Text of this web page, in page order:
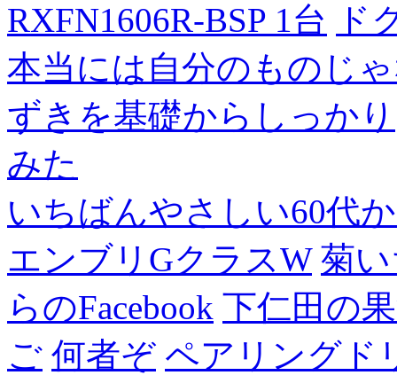
RXFN1606R-BSP 1台
ド
本当には自分のものじ
ずきを基礎からしっかり
みた
いちばんやさしい60代
エンブリGクラスW 菊
らのFacebook 下仁田の
ご 何者ぞ ペアリングド